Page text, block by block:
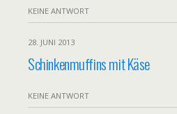
KEINE ANTWORT
28. JUNI 2013
Schinkenmuffins mit Käse
KEINE ANTWORT